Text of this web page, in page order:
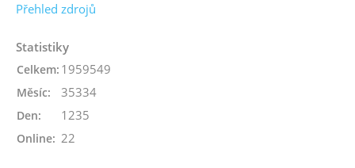
Přehled zdrojů
Statistiky
Online: 22
Celkem: 1959549
Měsíc: 35334
Den: 1235